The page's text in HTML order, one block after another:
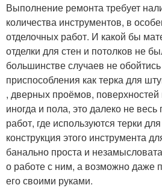
Выполнение ремонта требует
количества инструментов, в
отделочных работ. И какой бы
отделки для стен и потолков не
большинстве случаев не обойтись
приспособления как терка для
, дверных проёмов, поверхностей
иногда и пола, это далеко не
работ, где используются терки
конструкция этого инструмента
банально проста и
о работе с ним, а возможно даже
его своими руками.